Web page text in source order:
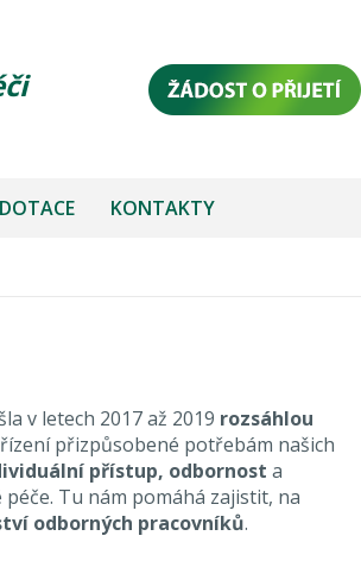
KONTAKTY
v letech 2017 až 2019 rozsáhlou
přizpůsobené potřebám našich
přístup, odbornost a
Tu nám pomáhá zajistit, na
odborných pracovníků.